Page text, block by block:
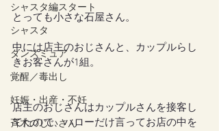
シャスタ編スタート
シャスタ
ダンスミュア
覚醒／毒出し
妊娠・出産・不妊
斉木のじいさん
とっても小さな石屋さん。
中には店主のおじさんと、カップルらし
きお客さんが1組。
店主のおじさんはカップルさんを接客し
てたので、ハローだけ言ってお店の中を